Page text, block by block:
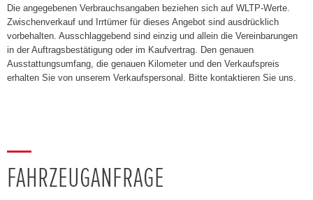
Die angegebenen Verbrauchsangaben beziehen sich auf WLTP-Werte.
Zwischenverkauf und Irrtümer für dieses Angebot sind ausdrücklich
vorbehalten. Ausschlaggebend sind einzig und allein die Vereinbarungen
in der Auftragsbestätigung oder im Kaufvertrag. Den genauen
Ausstattungsumfang, die genauen Kilometer und den Verkaufspreis
erhalten Sie von unserem Verkaufspersonal. Bitte kontaktieren Sie uns.
FAHRZEUGANFRAGE